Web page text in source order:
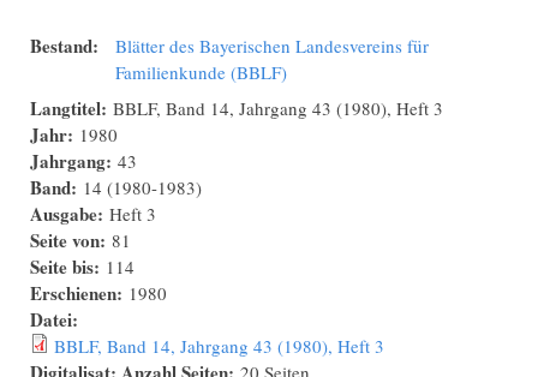
Bestand:
Blätter des Bayerischen Landesvereins für
Familienkunde (BBLF)
Langtitel: BBLF, Band 14, Jahrgang 43 (1980), Heft 3
Jahr: 1980
Jahrgang: 43
Band: 14 (1980-1983)
Ausgabe: Heft 3
Seite von: 81
Seite bis: 114
Erschienen: 1980
Datei:
BBLF, Band 14, Jahrgang 43 (1980), Heft 3
Digitalisat: Anzahl Seiten: 20 Seiten